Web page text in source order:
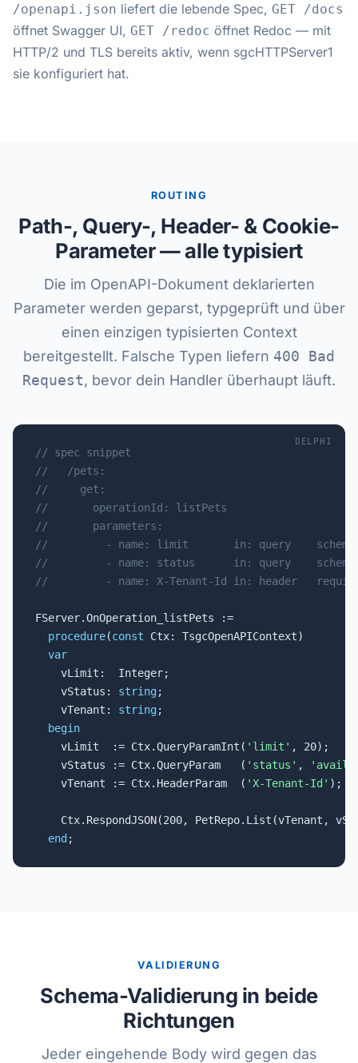
/openapi.json liefert die lebende Spec, GET /docs
öffnet Swagger UI, GET /redoc öffnet Redoc — mit
HTTP/2 und TLS bereits aktiv, wenn sgcHTTPServer1
sie konfiguriert hat.
ROUTING
Path-, Query-, Header- & Cookie-
Parameter — alle typisiert
Die im OpenAPI-Dokument deklarierten
Parameter werden geparst, typgeprüft und über
einen einzigen typisierten Context
bereitgestellt. Falsche Typen liefern 400 Bad
Request, bevor dein Handler überhaupt läuft.
DELPHI
// spec snippet
//   /pets:
//     get:
//       operationId: listPets
//       parameters:
//         - name: limit       in: query    schema:
//         - name: status      in: query
//         - name: X-Tenant-Id in: header
FServer.OnOperation_listPets :=
procedure(const Ctx: TsgcOpenAPIContext)
var
    vLimit:  Integer;
    vStatus:
string;
    vTenant:
string;
begin
    vLimit  := Ctx.QueryParamInt(
'limit' ,
    vStatus := Ctx.QueryParam   (
'status' ,
    vTenant := Ctx.HeaderParam  (
'X-Tenant-Id'
Ctx.RespondJSON(200, PetRepo.List(vTenant,
end ;
VALIDIERUNG
Schema-Validierung in beide
Richtungen
Jeder eingehende Body wird gegen das